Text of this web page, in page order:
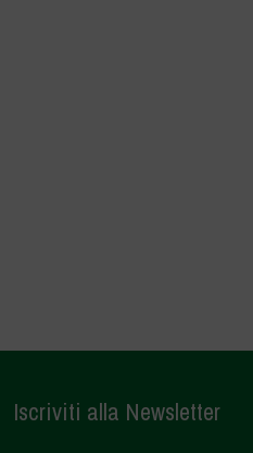
Iscriviti alla Newsletter